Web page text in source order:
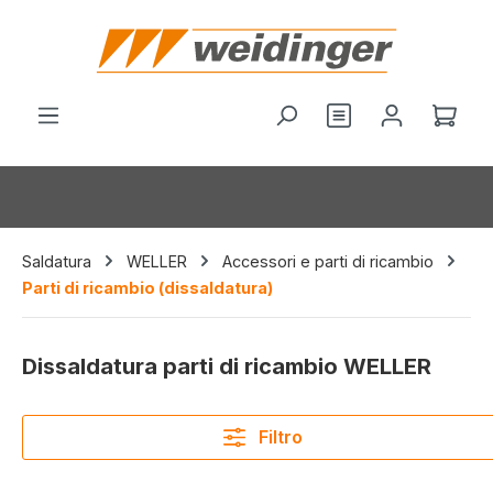
principale
Hai 0 articoliIl
Saldatura WELLER
Accessori e parti di ricambio
Parti di ricambio (dissaldatura)
Dissaldatura parti di ricambio WELLER
Filtro